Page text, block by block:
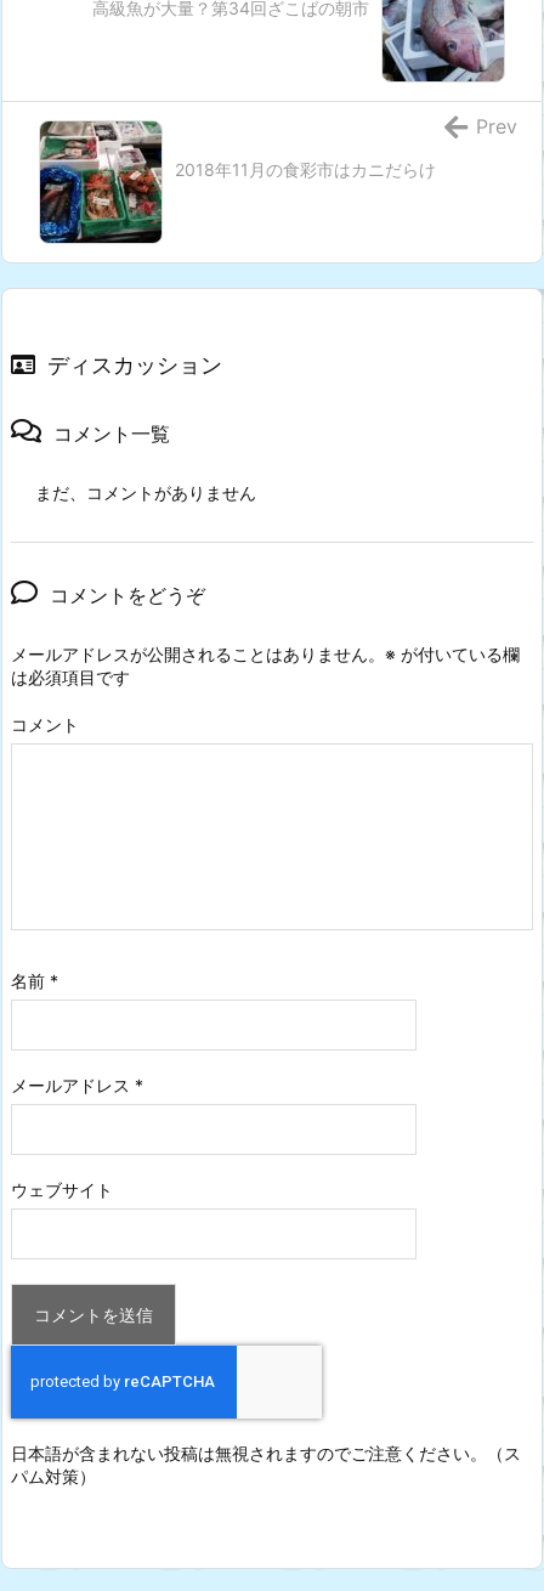
高級魚が大量？第34回ざこばの朝市
2018年11月の食彩市はカニだらけ
Prev
ディスカッション
コメント一覧
まだ、コメントがありません
コメントをどうぞ
メールアドレスが公開されることはありません。 ※ が付いている欄
は必須項目です
コメント
名前 *
メールアドレス *
ウェブサイト
日本語が含まれない投稿は無視されますのでご注意ください。（ス
パム対策）